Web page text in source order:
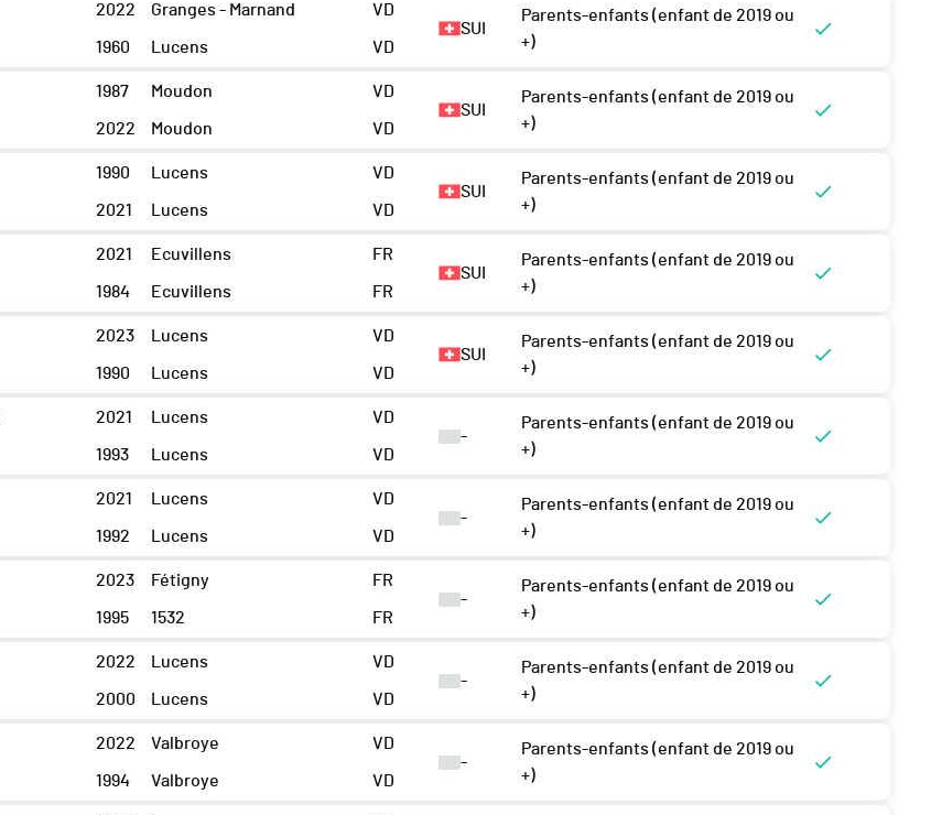
2022
1960
Granges - Marnand
Lucens
VD
VD
SUI
Parents-enfants (enfant de 2019 ou
+)
1987
2022
Moudon
Moudon
VD
VD
SUI
Parents-enfants (enfant de 2019 ou
+)
1990
2021
Lucens
Lucens
VD
VD
SUI
Parents-enfants (enfant de 2019 ou
+)
2021
1984
Ecuvillens
Ecuvillens
FR
FR
SUI
Parents-enfants (enfant de 2019 ou
+)
2023
1990
Lucens
Lucens
VD
VD
SUI
Parents-enfants (enfant de 2019 ou
+)
2021
1993
Lucens
Lucens
VD
VD
-
Parents-enfants (enfant de 2019 ou
+)
2021
1992
Lucens
Lucens
VD
VD
-
Parents-enfants (enfant de 2019 ou
+)
2023
1995
Fétigny
1532
FR
FR
-
Parents-enfants (enfant de 2019 ou
+)
2022
2000
Lucens
Lucens
VD
VD
-
Parents-enfants (enfant de 2019 ou
+)
2022
1994
Valbroye
Valbroye
VD
VD
-
Parents-enfants (enfant de 2019 ou
+)